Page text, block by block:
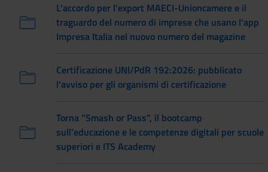
L'accordo per l'export MAECI-Unioncamere e il
traguardo del numero di imprese che usano l'app
Impresa Italia nel nuovo numero del magazine
Certificazione UNI/PdR 192:2026: pubblicato
l'avviso per gli organismi di certificazione
Torna “Smash or Pass”, il bootcamp
sull’educazione e le competenze digitali per scuole
superiori e ITS Academy